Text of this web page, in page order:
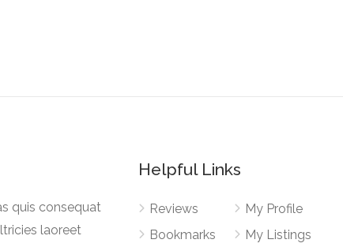
quis consequat
laoreet
Helpful Links
Reviews
Bookmarks
My Profile
My Listings